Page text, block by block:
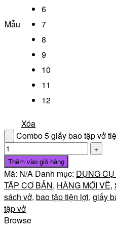
Mẫu
6
7
8
9
10
11
12
Xóa
Combo 5 giấy bao tập vở
Thêm vào giỏ hàng
Mã: N/A Danh mục: DỤNG
TẬP CƠ BẢN, HÀNG MỚI VỀ,
sách vở, bao tập tiện lợi, giấy
tập vở
Browse